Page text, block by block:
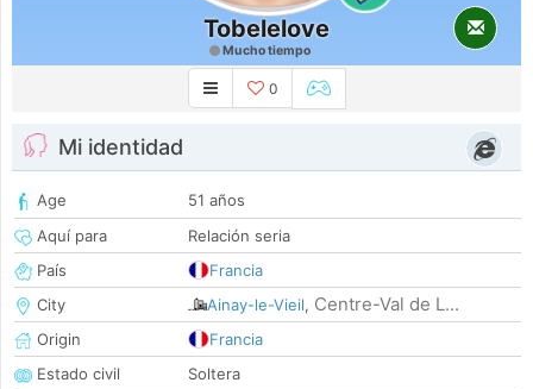
Tobelelove
Mucho tiempo
0
Mi identidad
Age
51 años
Aquí para
Relación seria
País
Francia
City
Ainay-le-Vieil, Centre-Val de L...
Origin
Francia
Estado civil
Soltera